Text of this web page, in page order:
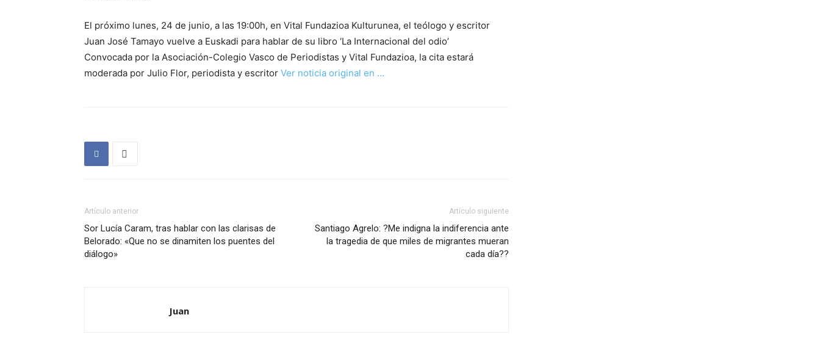
El próximo lunes, 24 de junio, a las 19:00h, en Vital Fundazioa Kulturunea, el teólogo y escritor
Juan José Tamayo vuelve a Euskadi para hablar de su libro ‘La Internacional del odio’
Convocada por la Asociación-Colegio Vasco de Periodistas y Vital Fundazioa, la cita estará
moderada por Julio Flor, periodista y escritor Ver noticia original en …
Artículo anterior
Sor Lucía Caram, tras hablar con las clarisas de
Belorado: «Que no se dinamiten los puentes del
diálogo»
Artículo siguiente
Santiago Agrelo: ?Me indigna la indiferencia ante
la tragedia de que miles de migrantes mueran
cada día??
Juan